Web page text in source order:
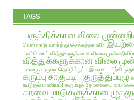
TAGS
பருத்திக்கான விலை
வெள்ளாடு வளர்த்து செல்வந்தராவீர்! இயற்கை
எண்ணெய் வித்துகளுக்கான விலை
வித்துக்களுக்கான விலை
வாழை சாகுபடி தொழில்நுட்ப இலவச பயிற்சி
கரும்பு சாகுபடி - குருத்துப்புழு
கூடுதல் மானியம்! கரும்புத் தோகையை
கறவை மாடுகளுக்கான